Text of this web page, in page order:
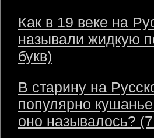
Как в 19 веке на
называли жидкую
букв)
В старину на
популярно
оно называлось? (7